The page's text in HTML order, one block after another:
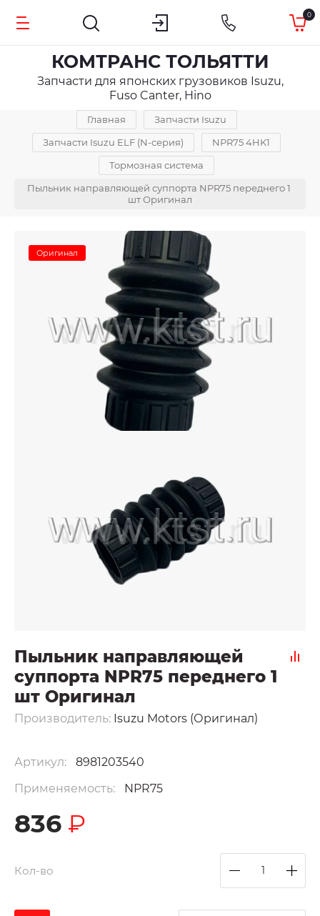
0
КОМТРАНС ТОЛЬЯТТИ
Запчасти для японских грузовиков Isuzu,
Fuso Canter, Hino
Главная
Запчасти Isuzu
Запчасти Isuzu ELF (N-серия)
NPR75 4HK1
Тормозная система
Пыльник направляющей суппорта NPR75 переднего 1
шт Оригинал
Оригинал
Пыльник направляющей
суппорта NPR75 переднего 1
шт Оригинал
Производитель: Isuzu Motors (Оригинал)
Артикул:
8981203540
Применяемость:
NPR75
836 ₽
Кол-во